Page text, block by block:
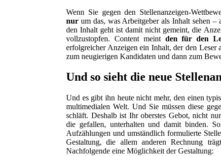
Wenn Sie gegen den Stellenanzeigen-
nur um das, was Arbeitgeber als Inhalt sehen
den Inhalt geht ist damit nicht gemeint, die
vollzustopfen. Content meint den für den
erfolgreicher Anzeigen ein Inhalt, der den Leser
zum neugierigen Kandidaten und dann zum
Und so sieht die neue
Und es gibt ihn heute nicht mehr, den einen
multimedialen Welt. Und Sie müssen diese
schläft. Deshalb ist Ihr oberstes Gebot, nicht
die gefallen, unterhalten und damit binden.
Aufzählungen und umständlich formulierte
Gestaltung, die allem anderen Rechnung
Nachfolgende eine Möglichkeit der Gestaltung: